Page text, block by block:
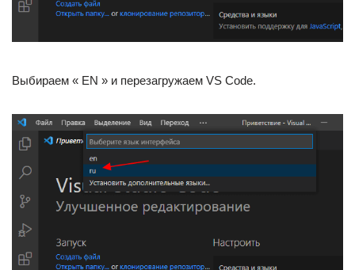
Выбираем « EN » и перезагружаем VS Code.